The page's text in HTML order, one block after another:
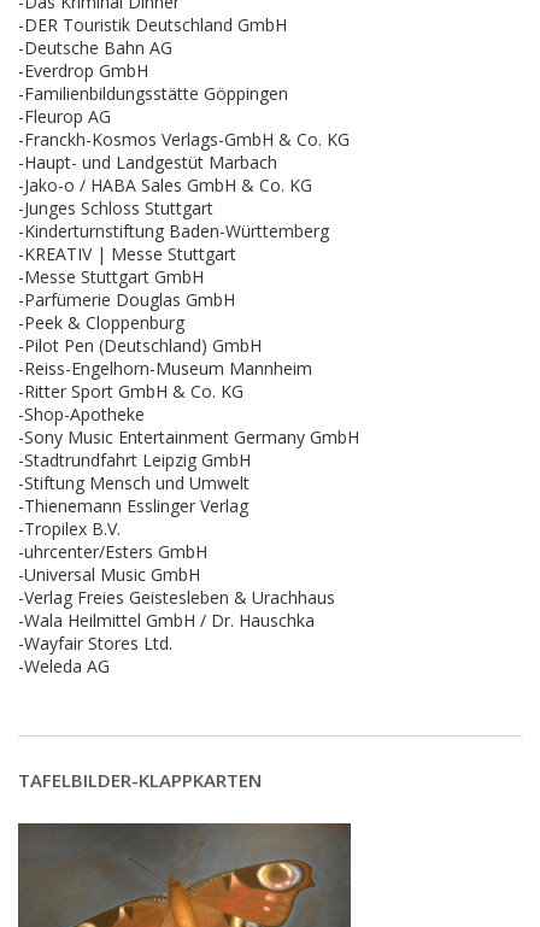
-DER Touristik Deutschland GmbH
-Deutsche Bahn AG
-Everdrop GmbH
-Familienbildungsstätte Göppingen
-Fleurop AG
-Franckh-Kosmos Verlags-GmbH & Co. KG
-Haupt- und Landgestüt Marbach
-Jako-o / HABA Sales GmbH & Co. KG
-Junges Schloss Stuttgart
-Kinderturnstiftung Baden-Württemberg
-KREATIV | Messe Stuttgart
-Messe Stuttgart GmbH
-Parfümerie Douglas GmbH
-Peek & Cloppenburg
-Pilot Pen (Deutschland) GmbH
-Reiss-Engelhorn-Museum Mannheim
-Ritter Sport GmbH & Co. KG
-Shop-Apotheke
-Sony Music Entertainment Germany GmbH
-Stadtrundfahrt Leipzig GmbH
-Stiftung Mensch und Umwelt
-Thienemann Esslinger Verlag
-Tropilex B.V.
-uhrcenter/Esters GmbH
-Universal Music GmbH
-Verlag Freies Geistesleben & Urachhaus
-Wala Heilmittel GmbH / Dr. Hauschka
-Wayfair Stores Ltd.
-Weleda AG
TAFELBILDER-KLAPPKARTEN